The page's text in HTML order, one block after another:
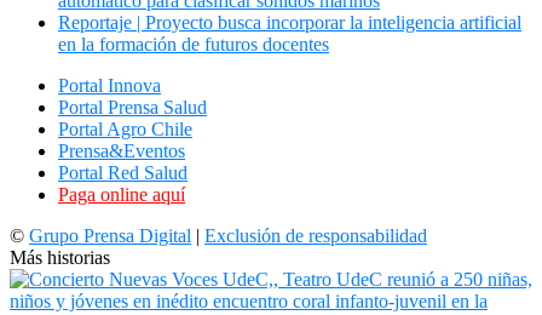
Reportaje | Proyecto busca incorporar la inteligencia artificial
en la formación de futuros docentes
Portal Innova
Portal Prensa Salud
Portal Agro Chile
Prensa&Eventos
Portal Red Salud
Paga online aquí
© Grupo Prensa Digital | Exclusión de responsabilidad
Más historias